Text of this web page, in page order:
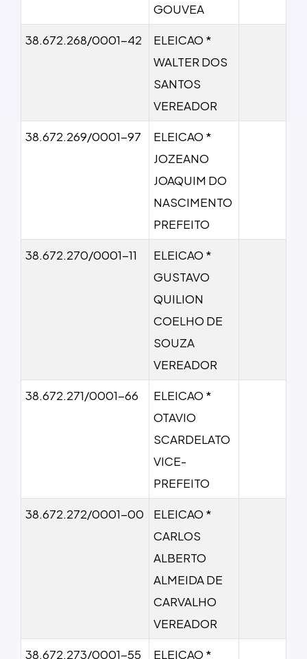
GOUVEA
38.672.268/0001-42
ELEICAO *
WALTER DOS
SANTOS
VEREADOR
38.672.269/0001-97
ELEICAO *
JOZEANO
JOAQUIM DO
NASCIMENTO
PREFEITO
38.672.270/0001-11
ELEICAO *
GUSTAVO
QUILION
COELHO DE
SOUZA
VEREADOR
38.672.271/0001-66
ELEICAO *
OTAVIO
SCARDELATO
VICE-
PREFEITO
38.672.272/0001-00
ELEICAO *
CARLOS
ALBERTO
ALMEIDA DE
CARVALHO
VEREADOR
38.672.273/0001-55 ELEICAO *